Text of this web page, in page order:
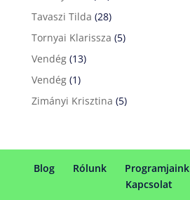
Tavaszi Tilda (28)
Tornyai Klarissza (5)
Vendég(13)
Vendég(1)
Zimányi Krisztina (5)
Blog Rólunk Programjaink
Kapcsolat